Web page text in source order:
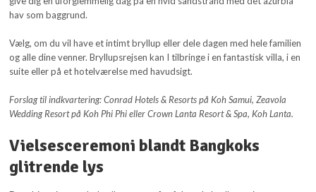
hav som baggrund.
Vælg, om du vil have et intimt bryllup eller dele dagen med hele familien
og alle dine venner. Bryllupsrejsen kan I tilbringe i en fantastisk villa, i en
suite eller på et hotelværelse med havudsigt.
Forslag til indkvartering: Conrad Hotels & Resorts på Koh Samui, Zeavola
Wedding Resort på Koh Phi Phi eller Crown Lanta Resort & Spa, Koh Lanta.
Vielsesceremoni blandt Bangkoks
glitrende lys